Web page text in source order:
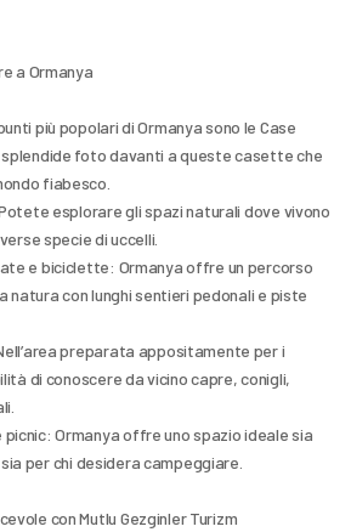
a Ormanya
più popolari di Ormanya sono le Case
foto davanti a queste casette che
fiabesco.
esplorare gli spazi naturali dove vivono
specie di uccelli.
e biciclette: Ormanya offre un percorso
natura con lunghi sentieri pedonali e piste
preparata appositamente per i
di conoscere da vicino capre, conigli,
Ormanya offre uno spazio ideale sia
per chi desidera campeggiare.
con Mutlu Gezginler Turizm